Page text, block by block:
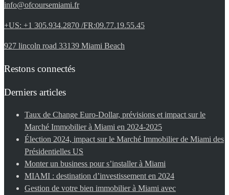
info@ofcoursemiami.fr
+US: +1 305.934.2870 /FR:09.77.19.55.45
927 lincoln road 33139 Miami Beach
Restons connectés
Derniers articles
Taux de Change Euro-Dollar, prévisions et impact sur le
Marché Immobilier à Miami en 2024-2025
Élection 2024, impact sur le Marché Immobilier de Miami des
Présidentielles US
Monter un business pour s’installer à Miami
MIAMI : destination d’investissement en 2024
Gestion de votre bien immobilier à Miami avec